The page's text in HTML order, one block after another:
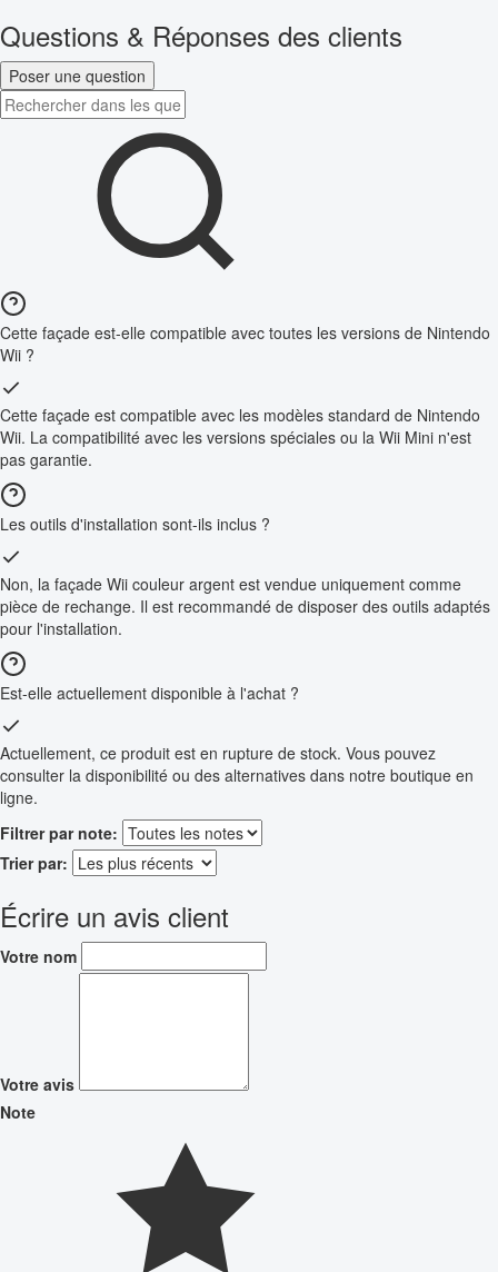
Questions & Réponses des clients
Poser une question
Cette façade est-elle compatible avec toutes les versions de Nintendo
Wii ?
Cette façade est compatible avec les modèles standard de Nintendo
Wii. La compatibilité avec les versions spéciales ou la Wii Mini n'est
pas garantie.
Les outils d'installation sont-ils inclus ?
Non, la façade Wii couleur argent est vendue uniquement comme
pièce de rechange. Il est recommandé de disposer des outils adaptés
pour l'installation.
Est-elle actuellement disponible à l'achat ?
Actuellement, ce produit est en rupture de stock. Vous pouvez
consulter la disponibilité ou des alternatives dans notre boutique en
ligne.
Filtrer par note:
Trier par:
Écrire un avis client
Votre nom
Votre avis
Note